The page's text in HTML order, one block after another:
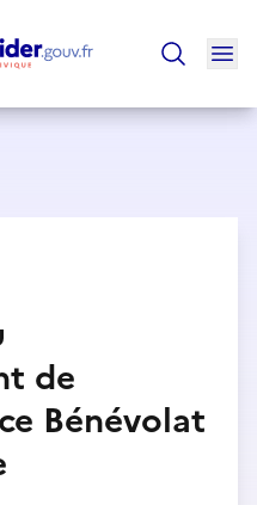
de
Bénévolat